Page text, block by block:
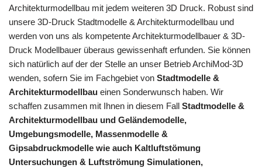
Architekturmodellbau mit jedem weiteren 3D Druck. Robust sind
unsere 3D-Druck Stadtmodelle & Architekturmodellbau und
werden von uns als kompetente Architekturmodellbauer & 3D-
Druck Modellbauer überaus gewissenhaft erfunden. Sie können
sich natürlich auf der der Stelle an unser Betrieb ArchiMod-3D
wenden, sofern Sie im Fachgebiet von Stadtmodelle &
Architekturmodellbau einen Sonderwunsch haben. Wir
schaffen zusammen mit Ihnen in diesem Fall Stadtmodelle &
Architekturmodellbau und Geländemodelle,
Umgebungsmodelle, Massenmodelle &
Gipsabdruckmodelle wie auch Kaltluftstömung
Untersuchungen & Luftströmung Simulationen,